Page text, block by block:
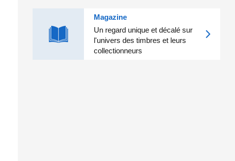
Magazine
Un regard unique et décalé sur
l'univers des timbres et leurs
collectionneurs